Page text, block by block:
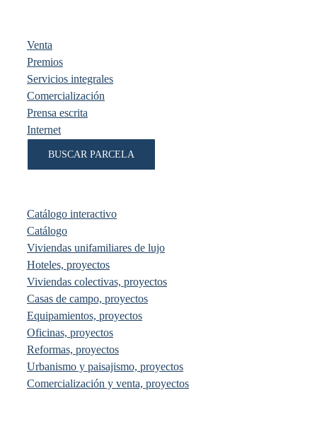
Venta
Premios
Servicios integrales
Comercialización
Prensa escrita
Internet
BUSCAR PARCELA
Catálogo interactivo
Catálogo
Viviendas unifamiliares de lujo
Hoteles, proyectos
Viviendas colectivas, proyectos
Casas de campo, proyectos
Equipamientos, proyectos
Oficinas, proyectos
Reformas, proyectos
Urbanismo y paisajismo, proyectos
Comercialización y venta, proyectos